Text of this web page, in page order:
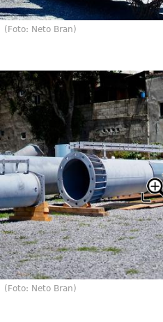
(Foto: Neto Bran)
(Foto: Neto Bran)